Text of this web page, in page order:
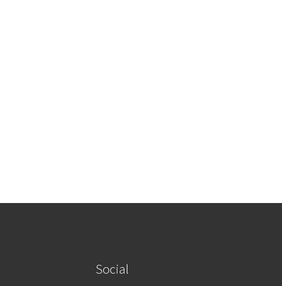
Social